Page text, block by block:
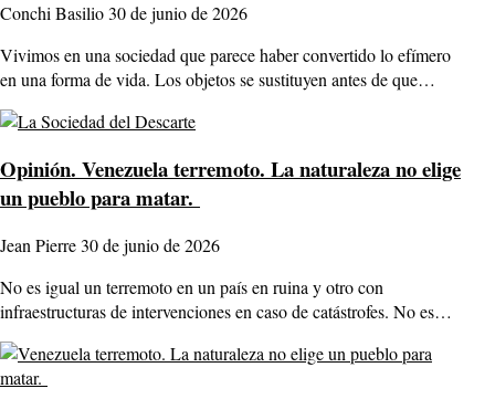
Conchi Basilio30 de junio de 2026
Vivimos en una sociedad que parece haber convertido lo efímero
en una forma de vida. Los objetos se sustituyen antes de que…
Opinión. Venezuela terremoto. La naturaleza no elige
un pueblo para matar.
Jean Pierre30 de junio de 2026
No es igual un terremoto en un país en ruina y otro con
infraestructuras de intervenciones en caso de catástrofes. No es…